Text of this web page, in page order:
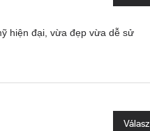
hiện đại, vừa đẹp vừa dễ sử
Válasz